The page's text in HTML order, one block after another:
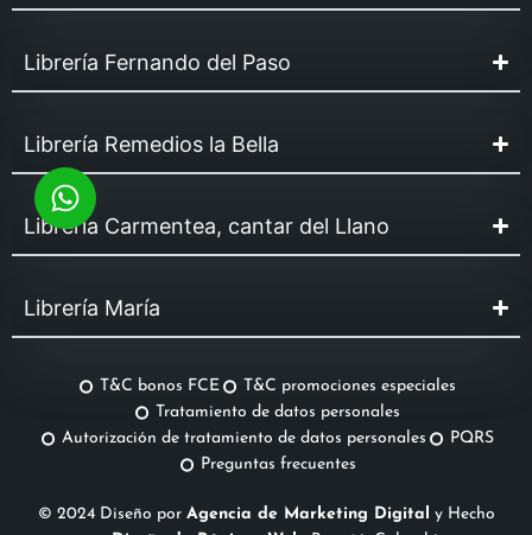
Librería Fernando del Paso
Librería Remedios la Bella
Librería Carmentea, cantar del Llano
Librería María
T&C bonos FCE
T&C promociones especiales
Tratamiento de datos personales
Autorización de tratamiento de datos personales
PQRS
Preguntas frecuentes
© 2024 Diseño por Agencia de Marketing Digital y Hecho